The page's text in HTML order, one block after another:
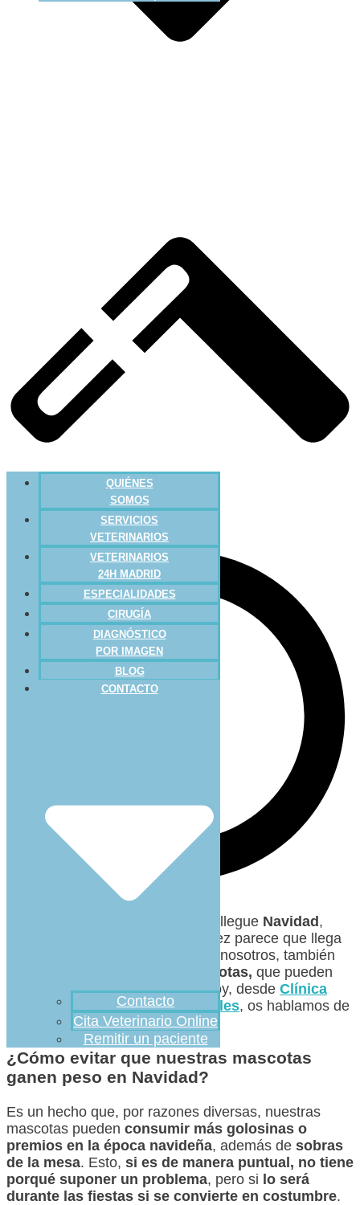
QUIÉNES
SOMOS
SERVICIOS
VETERINARIOS
VETERINARIOS
24H MADRID
ESPECIALIDADES
CIRUGÍA
DIAGNÓSTICO
POR IMAGEN
BLOG
CONTACTO
Contacto
Cita Veterinario Online
Remitir un paciente
Sabemos que aún falta para que llegue Navidad,
pero lo cierto es que ésta cada vez parece que llega
antes y eso no solo repercute en nosotros, también
mascotas, que pueden
ganar peso en estas fechas. Hoy, desde Clínica
Veterinaria Ciudad de los Ángeles, os hablamos de
¿Cómo evitar que nuestras mascotas
ganen peso en Navidad?
Es un hecho que, por razones diversas, nuestras
mascotas pueden consumir más golosinas o
premios en la época navideña, además de sobras
de la mesa. Esto, si es de manera puntual, no tiene
porqué suponer un problema, pero si lo será
durante las fiestas si se convierte en costumbre.